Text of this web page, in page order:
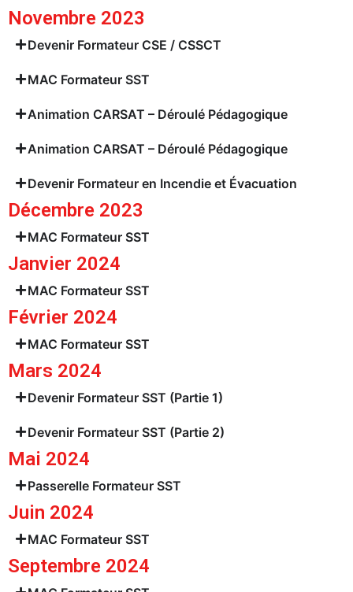
Novembre 2023
Devenir Formateur CSE / CSSCT
MAC Formateur SST
Animation CARSAT – Déroulé Pédagogique
Animation CARSAT – Déroulé Pédagogique
Devenir Formateur en Incendie et Évacuation
Décembre 2023
MAC Formateur SST
Janvier 2024
MAC Formateur SST
Février 2024
MAC Formateur SST
Mars 2024
Devenir Formateur SST (Partie 1)
Devenir Formateur SST (Partie 2)
Mai 2024
Passerelle Formateur SST
Juin 2024
MAC Formateur SST
Septembre 2024